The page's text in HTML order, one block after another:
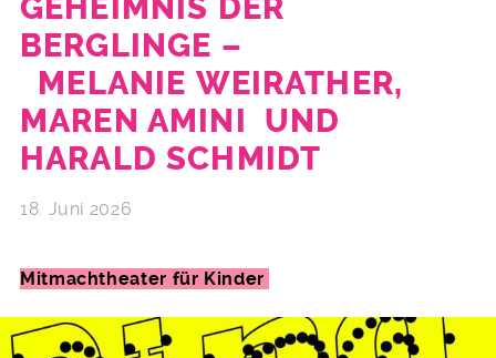
GEHEIMNIS DER
BERGLINGE –
MELANIE WEIRATHER,
MAREN AMINI UND
HARALD SCHMIDT
18. Juni 2026
Mitmachtheater für Kinder